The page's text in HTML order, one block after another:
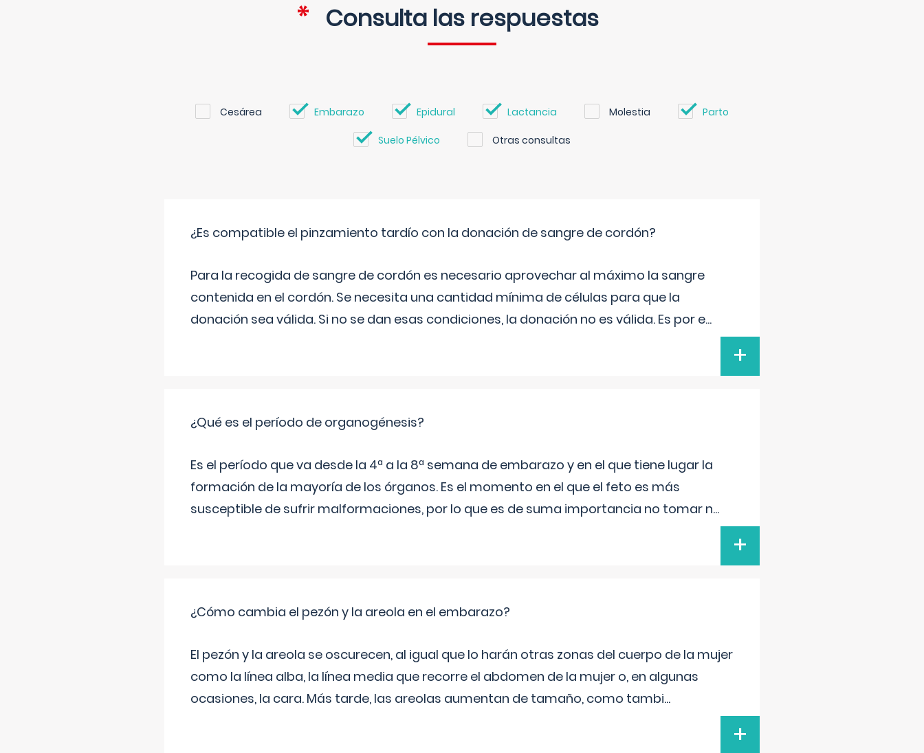
Consulta las respuestas
Cesárea Embarazo Epidural Lactancia Molestia Parto
Suelo Pélvico Otras consultas
¿Es compatible el pinzamiento tardío con la donación de sangre de cordón?
Para la recogida de sangre de cordón es necesario aprovechar al máximo la sangre
contenida en el cordón. Se necesita una cantidad mínima de células para que la
donación sea válida. Si no se dan esas condiciones, la donación no es válida. Es por e...
+
¿Qué es el período de organogénesis?
Es el período que va desde la 4ª a la 8ª semana de embarazo y en el que tiene lugar la
formación de la mayoría de los órganos. Es el momento en el que el feto es más
susceptible de sufrir malformaciones, por lo que es de suma importancia no tomar n...
+
¿Cómo cambia el pezón y la areola en el embarazo?
El pezón y la areola se oscurecen, al igual que lo harán otras zonas del cuerpo de la mujer
como la línea alba, la línea media que recorre el abdomen de la mujer o, en algunas
ocasiones, la cara. Más tarde, las areolas aumentan de tamaño, como tambi...
+